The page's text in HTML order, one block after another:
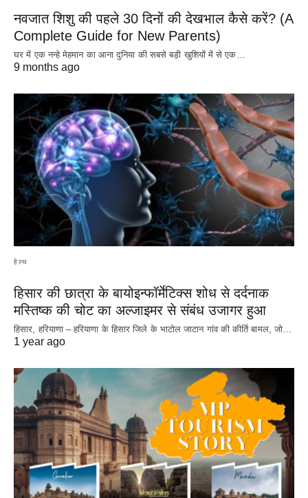
नवजात शिशु की पहले 30 दिनों की देखभाल कैसे करें? (A
Complete Guide for New Parents)
घर में एक नन्हे मेहमान का आना दुनिया की सबसे बड़ी खुशियों में से एक…
9 months ago
हेल्थ
हिसार की छात्रा के बायोइन्फॉर्मेटिक्स शोध से दर्दनाक
मस्तिष्क की चोट का अल्जाइमर से संबंध उजागर हुआ
हिसार, हरियाणा – हरियाणा के हिसार जिले के भाटोल जाटान गांव की कीर्ति बामल, जो…
1 year ago